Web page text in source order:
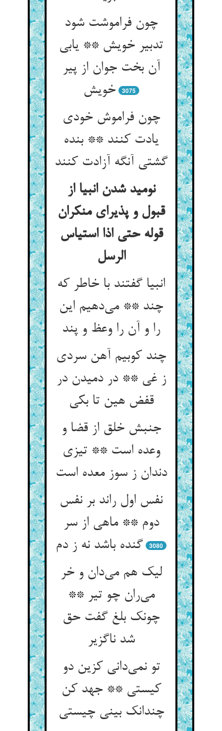
چون فراموشت شود
تدبیر خویش ** یابی
آن بخت جوان از پیر
خویش
3075
چون فراموش خودی
یادت کنند ** بنده
گشتی آنگه آزادت کنند
نومید شدن انبیا از
قبول و پذیرای منکران
قوله حتی اذا استیاس
الرسل
انبیا گفتند با خاطر که
چند ** می‌دهیم این
را و آن را وعظ و پند
چند کوبیم آهن سردی
ز غی ** در دمیدن در
قفض هین تا بکی
جنبش خلق از قضا و
وعده است ** تیزی
دندان ز سوز معده است
نفس اول راند بر نفس
دوم ** ماهی از سر
گنده باشد نه ز دم
3080
لیک هم می‌دان و خر
می‌ران چو تیر **
چونک بلغ گفت حق
شد ناگزیر
تو نمی‌دانی کزین دو
کیستی ** جهد کن
چندانک بینی چیستی